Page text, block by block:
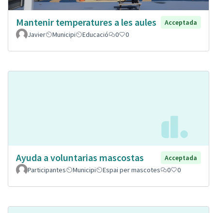
Mantenir temperatures a les aules
Acceptada
Javier
Municipi Educació 0 0
Ayuda a voluntarias mascostas
Acceptada
Participantes
Municipi Espai per mascotes 0 0